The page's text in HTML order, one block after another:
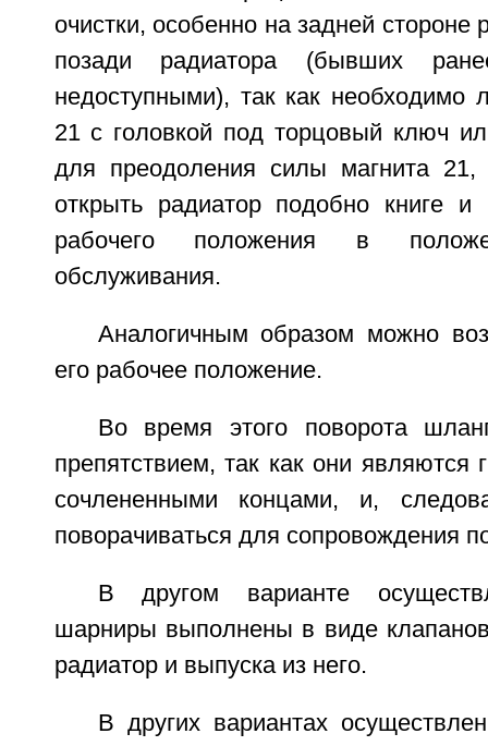
очистки, особенно на задней стороне
позади радиатора (бывших
недоступными), так как необходимо
21 с головкой под торцовый ключ
для преодоления силы магнита
открыть радиатор подобно книге и
рабочего положения в
обслуживания.
Аналогичным образом можно
его рабочее положение.
Во время этого поворота
препятствием, так как они являются
сочлененными концами, и,
поворачиваться для сопровождения
В другом варианте
шарниры выполнены в виде
радиатор и выпуска из него.
В других вариантах